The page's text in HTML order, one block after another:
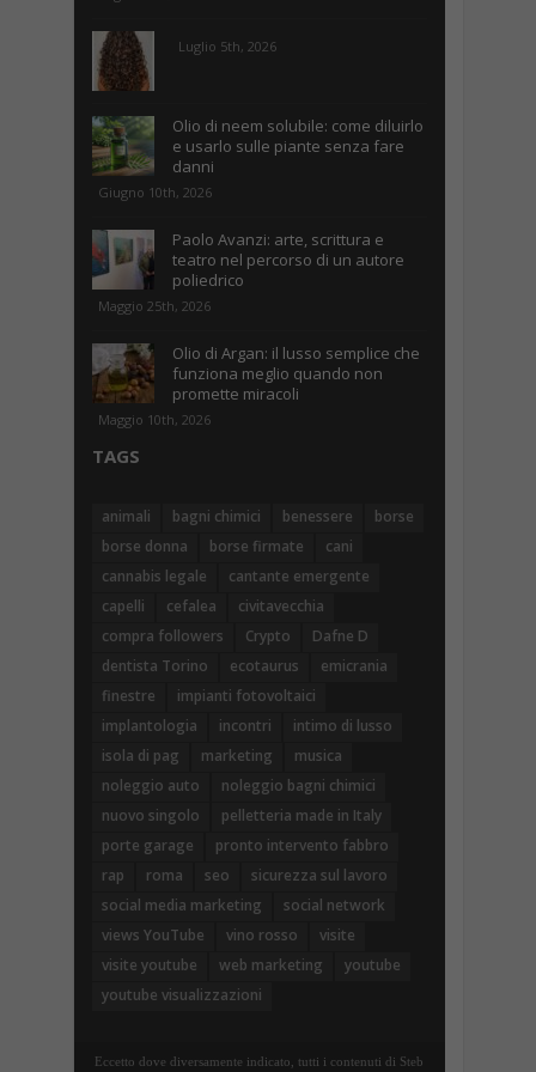
Luglio 5th, 2026
Olio di neem solubile: come diluirlo
e usarlo sulle piante senza fare
danni
Giugno 10th, 2026
Paolo Avanzi: arte, scrittura e
teatro nel percorso di un autore
poliedrico
Maggio 25th, 2026
Olio di Argan: il lusso semplice che
funziona meglio quando non
promette miracoli
Maggio 10th, 2026
TAGS
animali bagni chimici benessere
borse
borse donna
borse firmate
cani
cannabis legale
cantante emergente
capelli
cefalea
civitavecchia
compra followers
Crypto
Dafne D
dentista Torino
ecotaurus
emicrania
finestre
impianti fotovoltaici
implantologia
incontri
intimo di lusso
isola di pag
marketing
musica
noleggio auto
noleggio bagni chimici
nuovo singolo
pelletteria made in Italy
porte garage
pronto intervento fabbro
rap
roma seo
sicurezza sul lavoro
social media marketing
social network
views YouTube
vino rosso
visite
visite youtube
web marketing
youtube
youtube visualizzazioni
Eccetto dove diversamente indicato, tutti i contenuti di Steb